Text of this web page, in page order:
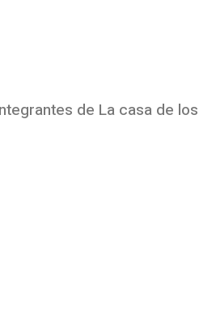
de La casa de los